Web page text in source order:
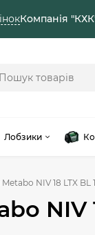
Компанія
Лобзики
NIV 18 LTX BL
NIV